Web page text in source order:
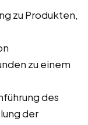
zu Produkten,
zu einem
des
der